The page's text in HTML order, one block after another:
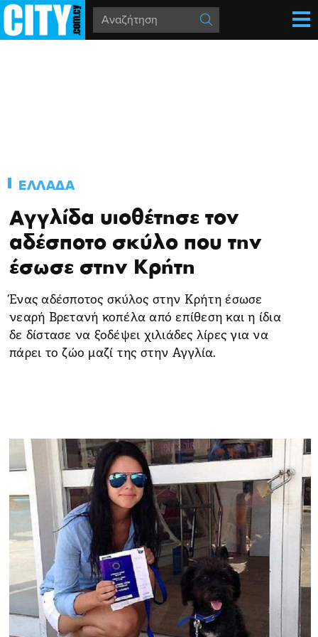
ΕΛΛΑΔΑ
Αγγλίδα υιοθέτησε τον
αδέσποτο σκύλο που την
έσωσε στην Κρήτη
Ένας αδέσποτος σκύλος στην Κρήτη έσωσε
νεαρή Βρετανή κοπέλα από επίθεση και η ίδια
δε δίστασε να ξοδέψει χιλιάδες λίρες για να
πάρει το ζώο μαζί της στην Αγγλία.